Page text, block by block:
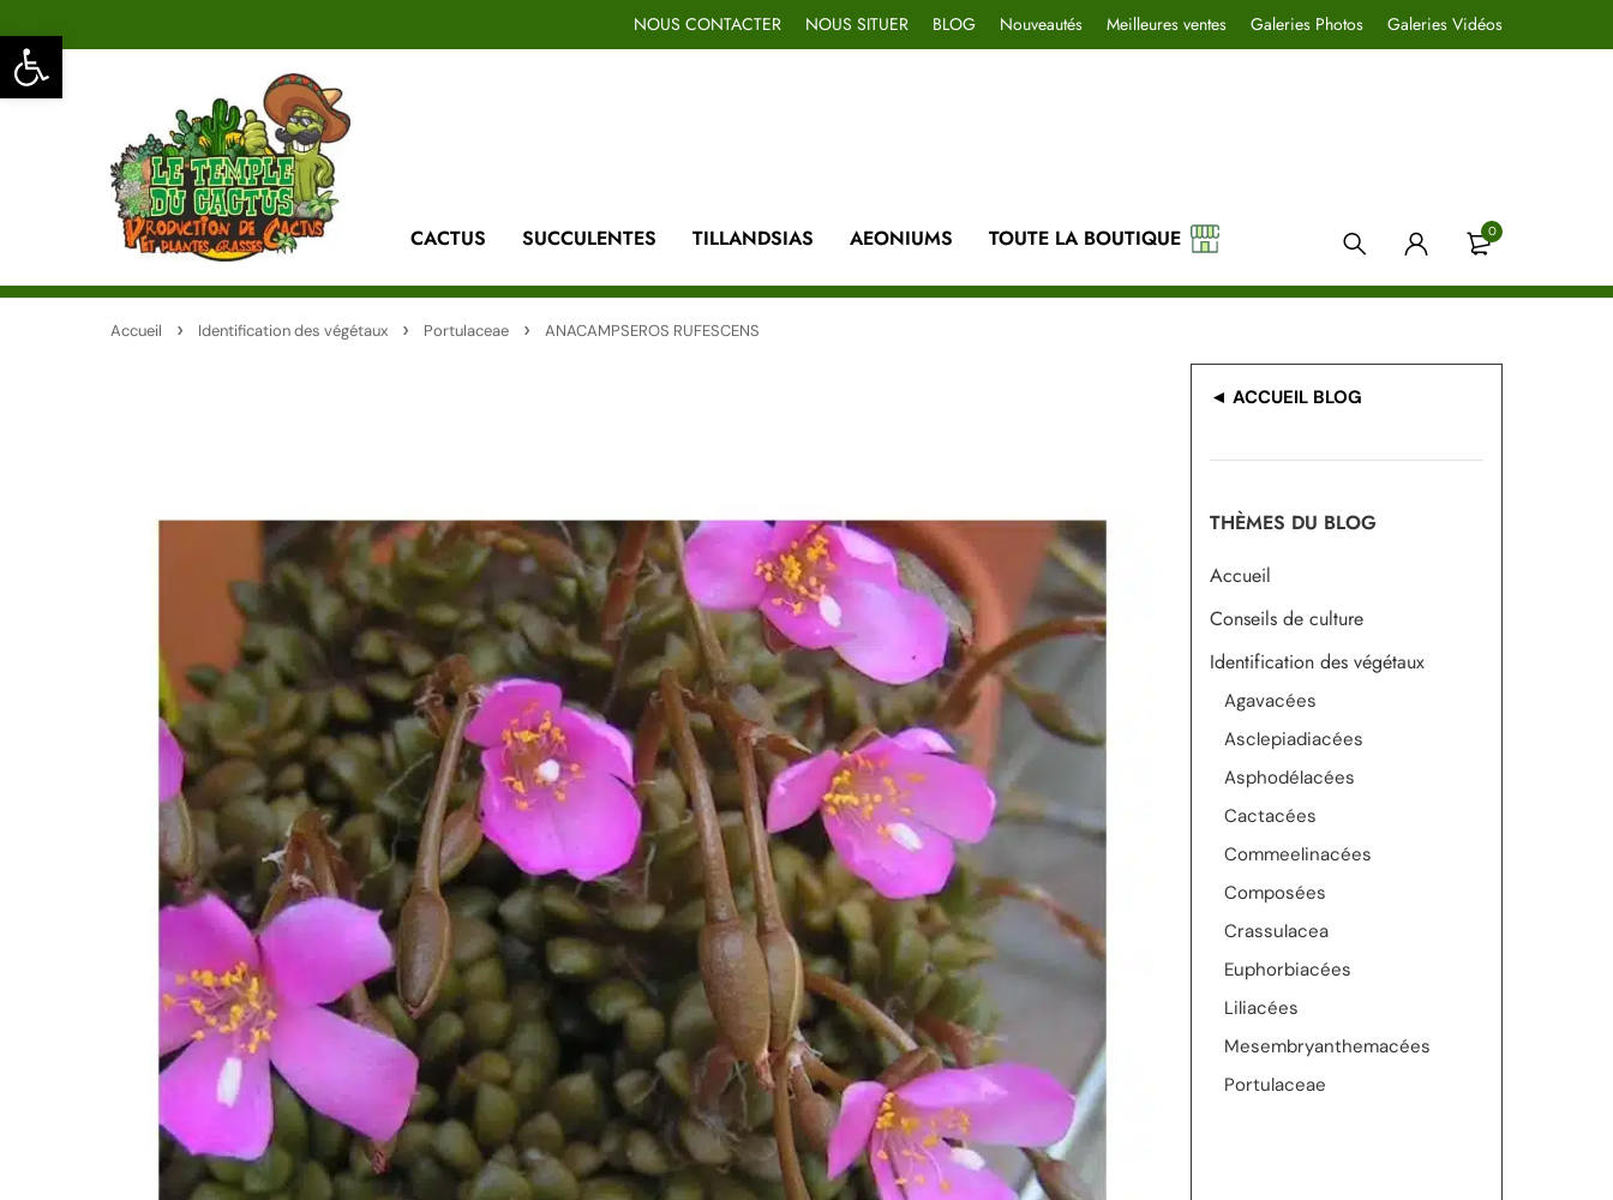
NOUS CONTACTER NOUS SITUER BLOG Nouveautés Meilleures ventes Galeries Photos Galeries Vidéos
CACTUS SUCCULENTES TILLANDSIAS AEONIUMS TOUTE LA BOUTIQUE 0
Accueil Identification des végétaux Portulaceae ANACAMPSEROS RUFESCENS
◄ ACCUEIL BLOG
THÈMES DU BLOG
Accueil
Conseils de culture
Identification des végétaux
Agavacées
Asclepiadiacées
Asphodélacées
Cactacées
Commeelinacées
Composées
Crassulacea
Euphorbiacées
Liliacées
Mesembryanthemacées
Portulaceae
Ouvrir la barre d’outils